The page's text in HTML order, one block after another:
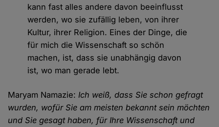
kann fast alles andere davon beeinflusst
werden, wo sie zufällig leben, von ihrer
Kultur, ihrer Religion. Eines der Dinge, die
für mich die Wissenschaft so schön
machen, ist, dass sie unabhängig davon
ist, wo man gerade lebt.
Maryam Namazie: Ich weiß, dass Sie schon gefragt
wurden, wofür Sie am meisten bekannt sein möchten
und Sie gesagt haben, für Ihre Wissenschaft und